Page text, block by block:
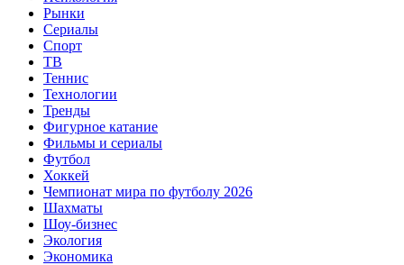
Рынки
Сериалы
Спорт
ТВ
Теннис
Технологии
Тренды
Фигурное катание
Фильмы и сериалы
Футбол
Хоккей
Чемпионат мира по футболу 2026
Шахматы
Шоу-бизнес
Экология
Экономика